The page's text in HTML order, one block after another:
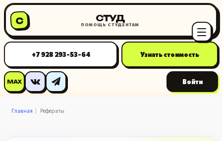
С СТУД
ПОМОЩЬ СТУДЕНТАМ
+7 928 293-53-64 Узнать стоимость
MAX Войти
Главная Рефераты